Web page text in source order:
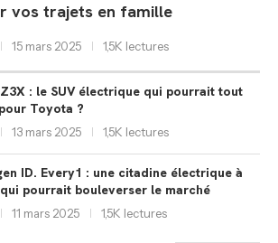
vos trajets en famille
15 mars 2025 1,5K lectures
: le SUV électrique qui pourrait tout
Toyota ?
13 mars 2025 1,5K lectures
ID. Every1 : une citadine électrique à
pourrait bouleverser le marché
11 mars 2025 1,5K lectures